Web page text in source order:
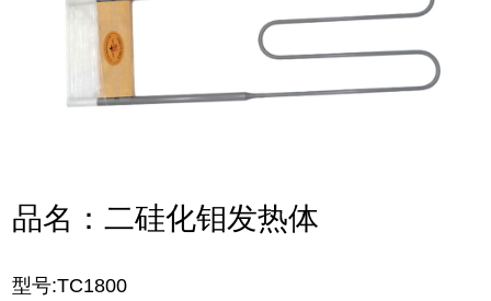
品名：二硅化钼发热体
型号:TC1800